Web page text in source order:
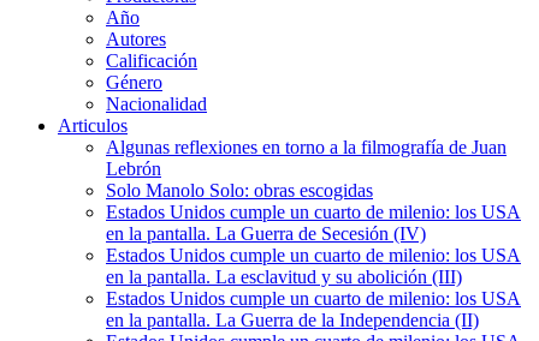
Año
Autores
Calificación
Género
Nacionalidad
Articulos
Algunas reflexiones en torno a la filmografía de Juan
Lebrón
Solo Manolo Solo: obras escogidas
Estados Unidos cumple un cuarto de milenio: los USA
en la pantalla. La Guerra de Secesión (IV)
Estados Unidos cumple un cuarto de milenio: los USA
en la pantalla. La esclavitud y su abolición (III)
Estados Unidos cumple un cuarto de milenio: los USA
en la pantalla. La Guerra de la Independencia (II)